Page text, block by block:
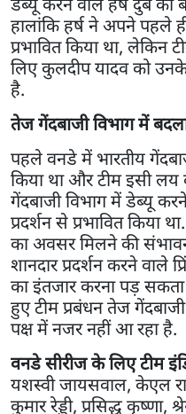
हालांकि हर्ष ने अपने पहले
प्रभावित किया था,
लिए कुलदीप यादव को
है.
तेज गेंदबाजी विभाग में
पहले वनडे में भारतीय
किया था और टीम इसी लय
गेंदबाजी विभाग में डेब्यू
प्रदर्शन से प्रभावित
का अवसर मिलने की
शानदार प्रदर्शन करने वाले
का इंतजार करना पड़ सकता
हुए टीम प्रबंधन तेज
पक्ष में नजर नहीं आ रहा है.
वनडे सीरीज के लिए टीम
यशस्वी जायसवाल, केएल
कुमार रेड्डी, प्रसिद्ध कृष्णा,